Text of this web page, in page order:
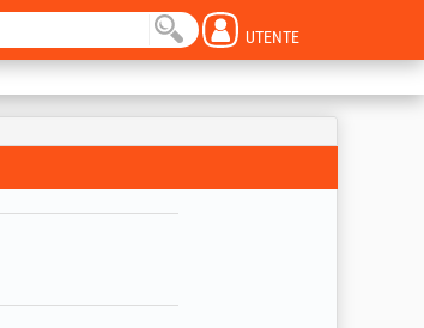
UTENTE